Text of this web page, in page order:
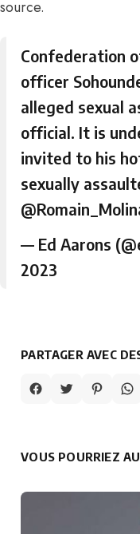
source.
Confederation
officer
alleged sexual
official. It is
invited to his
sexually
— Ed Aarons
2023
PARTAGER AVEC
VOUS POURRIEZ